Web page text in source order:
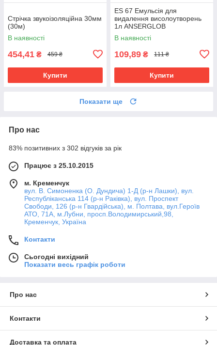
Стрічка звукоізоляційна 30мм
(30м)
В наявності
454,41 ₴ 459 ₴
Купити
ES 67 Емульсія для
видалення висолоутворень
1л ANSERGLOB
В наявності
109,89 ₴ 111 ₴
Купити
Показати ще
Про нас
83% позитивних з 302 відгуків за рік
Працює з 25.10.2015
м. Кременчук
вул. В. Симоненка (О. Дундича) 1-Д (р-н Лашки), вул.
Республіканська 114 (р-н Раківка), вул. Проспект
Свободи, 126 (р-н Гвардійська), м. Полтава, вул.Героїв
АТО, 71А, м.Лубни, просп.Володимирський,98,
Кременчук, Україна
Контакти
Сьогодні вихідний
Показати весь графік роботи
Про нас
Контакти
Доставка та оплата